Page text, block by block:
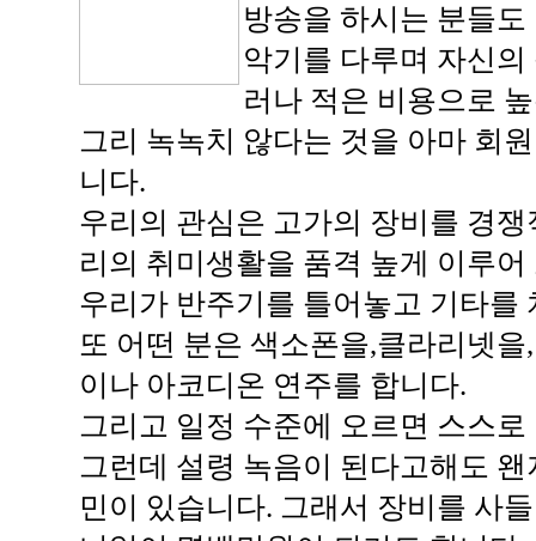
방송을 하시는 분들
악기를 다루며 자신
러나 적은 비용으로
그리 녹녹치 않다는 것을 아마 회
니다.
우리의 관심은 고가의 장비를 경
리의 취미생활을 품격 높게 이루
우리가 반주기를 틀어놓고 기타를
또 어떤 분은 색소폰을,클라리넷
이나 아코디온 연주를 합니다.
그리고 일정 수준에 오르면 스스
그런데 설령 녹음이 된다고해도
민이 있습니다. 그래서 장비를 사